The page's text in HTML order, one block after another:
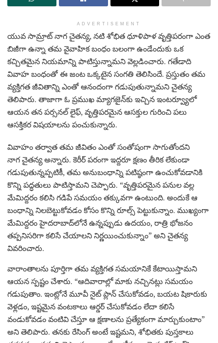
ADVERTISEMENT
యువ సామ్రాట్ నాగ చైతన్య, నటి శోభిత ధూళిపాళ వృత్తిపరంగా ఎంత
బిజీగా ఉన్నా తమ వైవాహిక బంధం బలంగా ఉండేందుకు ఒక
కచ్చితమైన నియమాన్ని పాటిస్తున్నామని వెల్లడించారు. గతేడాది
వివాహ బంధంతో ఈ జంట ఒక్కటైన సంగతి తెలిసిందే. ప్రస్తుతం తమ
వ్యక్తిగత జీవితాన్ని ఎంతో ఆనందంగా గడుపుతున్నామని చైతన్య
తెలిపారు. తాజాగా ఓ ప్రముఖ మ్యాగజైన్‌కు ఇచ్చిన ఇంటర్వ్యూలో
ఆయన తన పర్సనల్ లైఫ్, వృత్తిపరమైన ఆసక్తుల గురించి పలు
ఆసక్తికర విషయాలను పంచుకున్నారు.
వివాహం తర్వాత తమ జీవితం ఎంతో సంతోషంగా సాగుతోందని
నాగ చైతన్య అన్నారు. కెరీర్ పరంగా ఇద్దరూ క్షణం తీరిక లేకుండా
గడుపుతున్నప్పటికీ, తమ అనుబంధాన్ని పటిష్ఠంగా ఉంచుకోవడానికి
కొన్ని పద్ధతులు పాటిస్తామని చెప్పారు. “వృత్తిపరమైన పనుల వల్ల
మేమిద్దరం కలిసి గడిపే సమయం తక్కువగా ఉంటుంది. అందుకే ఆ
బంధాన్ని నిలబెట్టుకోవడం కోసం కొన్ని రూల్స్ పెట్టుకున్నాం. ముఖ్యంగా
మేమిద్దరం హైదరాబాద్‌లోనే ఉన్నప్పుడు ఉదయం, రాత్రి భోజనం
తప్పనిసరిగా కలిసే చేయాలని నిర్ణయించుకున్నాం” అని చైతన్య
వివరించారు.
వారాంతాలను పూర్తిగా తమ వ్యక్తిగత సమయానికే కేటాయిస్తామని
ఆయన స్పష్టం చేశారు. “ఆదివారాల్లో మాకు నచ్చినట్లు సమయం
గడుపుతాం. ఇంట్లోనే మూవీ నైట్ ప్లాన్ చేసుకోవడం, బయట షికారుకు
వెళ్లడం, ఇష్టమైన వంటకాలు ఆర్డర్ చేసుకోవడం లేదా కలిసే
వండుకోవడం వంటివి చేస్తూ ఆ క్షణాలను ప్రత్యేకంగా మార్చుకుంటాం”
అని తెలిపారు. తనకు రేసింగ్ అంటే ఇష్టమని, శోభితకు పుస్తకాలు